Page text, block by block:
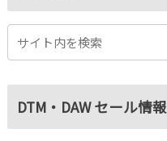
DTM・DAW セール情報